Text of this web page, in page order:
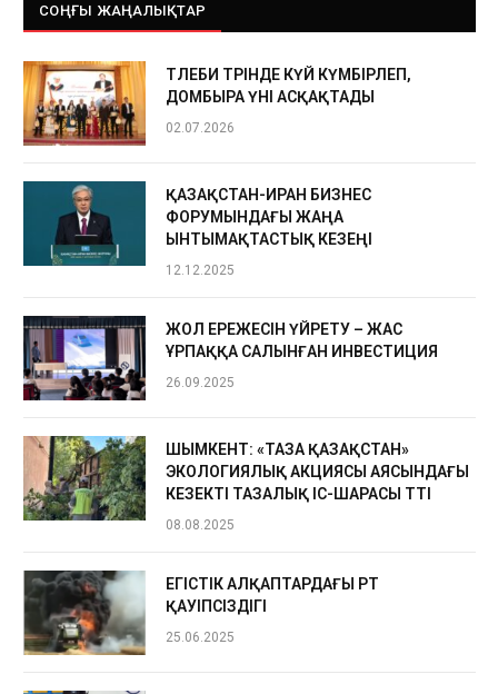
СОҢҒЫ ЖАҢАЛЫҚТАР
ТӨЛЕБИ ТӨРІНДЕ КҮЙ КҮМБІРЛЕП,
ДОМБЫРА ҮНІ АСҚАҚТАДЫ
02.07.2026
ҚАЗАҚСТАН-ИРАН БИЗНЕС
ФОРУМЫНДАҒЫ ЖАҢА
ЫНТЫМАҚТАСТЫҚ КЕЗЕҢІ
12.12.2025
ЖОЛ ЕРЕЖЕСІН ҮЙРЕТУ – ЖАС
ҰРПАҚҚА САЛЫНҒАН ИНВЕСТИЦИЯ
26.09.2025
ШЫМКЕНТ: «ТАЗА ҚАЗАҚСТАН»
ЭКОЛОГИЯЛЫҚ АКЦИЯСЫ АЯСЫНДАҒЫ
КЕЗЕКТІ ТАЗАЛЫҚ ІС-ШАРАСЫ ӨТТІ
08.08.2025
ЕГІСТІК АЛҚАПТАРДАҒЫ ӨРТ
ҚАУІПСІЗДІГІ
25.06.2025